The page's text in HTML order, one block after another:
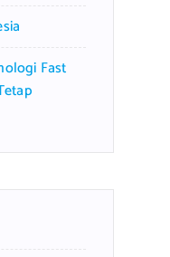
Fast